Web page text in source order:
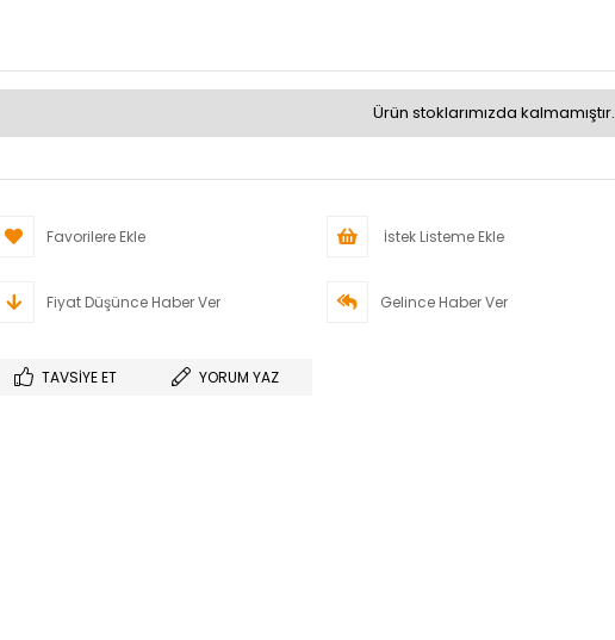
Ürün stoklarımızda kalmamıştır.
Favorilere Ekle İstek Listeme Ekle
Fiyat Düşünce Haber Ver Gelince Haber Ver
TAVSIYE ET YORUM YAZ